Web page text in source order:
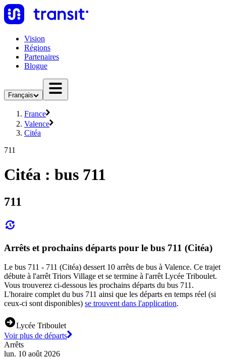
Vision
Régions
Partenaires
Blogue
Français
France
Valence
Citéa
711
Citéa : bus 711
711
Arrêts et prochains départs pour le bus 711 (Citéa)
Le bus 711 - 711 (Citéa) dessert 10 arrêts de bus à Valence. Ce trajet
débute à l'arrêt Triors Village et se termine à l'arrêt Lycée Triboulet.
Vous trouverez ci-dessous les prochains départs du bus 711.
L'horaire complet du bus 711 ainsi que les départs en temps réel (si
ceux-ci sont disponibles) se trouvent dans l'application.
Lycée Triboulet
Voir plus de départs
Arrêts
lun. 10 août 2026